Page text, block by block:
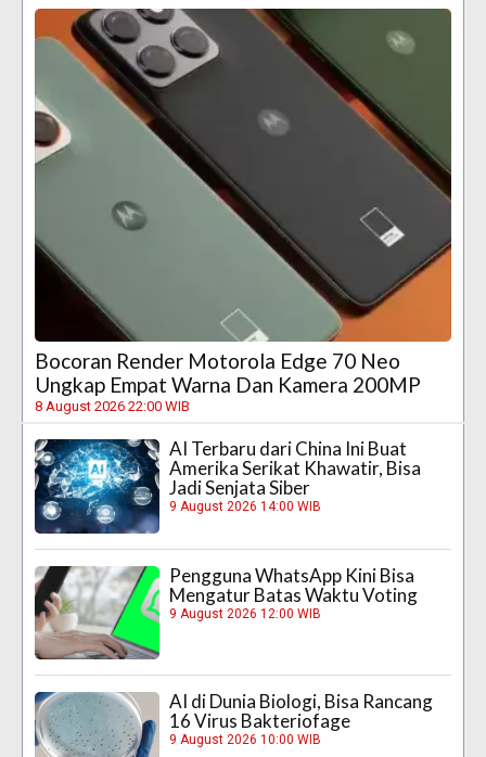
Bocoran Render Motorola Edge 70 Neo
Ungkap Empat Warna Dan Kamera 200MP
8 August 2026 22:00 WIB
AI Terbaru dari China Ini Buat
Amerika Serikat Khawatir, Bisa
Jadi Senjata Siber
9 August 2026 14:00 WIB
Pengguna WhatsApp Kini Bisa
Mengatur Batas Waktu Voting
9 August 2026 12:00 WIB
AI di Dunia Biologi, Bisa Rancang
16 Virus Bakteriofage
9 August 2026 10:00 WIB